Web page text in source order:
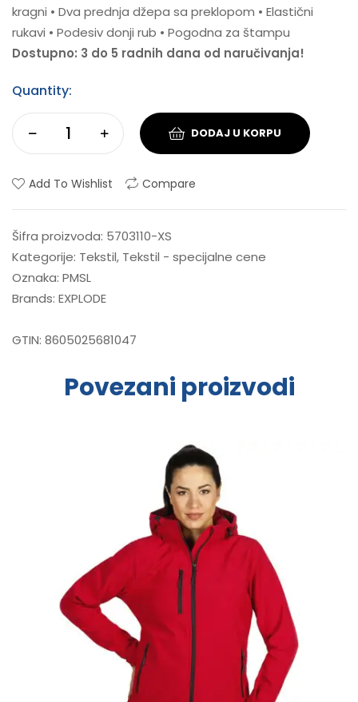
kragni • Dva prednja džepa sa preklopom • Elastični
rukavi • Podesiv donji rub • Pogodna za štampu
Dostupno: 3 do 5 radnih dana od naručivanja!
Quantity:
DODAJ U KORPU
Add To Wishlist Compare
Šifra proizvoda: 5703110-XS
Kategorije: Tekstil, Tekstil - specijalne cene
Oznaka: PMSL
Brands: EXPLODE
GTIN: 8605025681047
Povezani proizvodi